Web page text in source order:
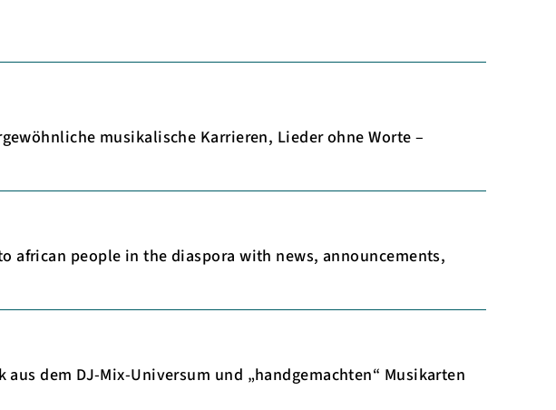
musikalische Karrieren, Lieder ohne Worte –
african people in the diaspora with news, announcements,
dem DJ-Mix-Universum und „handgemachten“ Musikarten